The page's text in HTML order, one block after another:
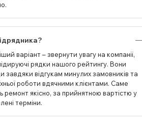
варіант – звернути увагу на компанії,
рядки нашого рейтингу. Вони
завдяки відгукам минулих замовників та
роботи вдячними клієнтами. Саме
ремонт якісно, ​​за прийнятною вартістю у
терміни.